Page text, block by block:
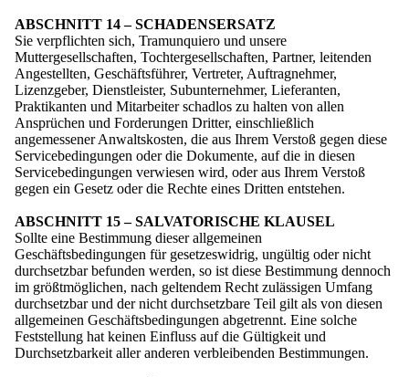
ABSCHNITT 14 – SCHADENSERSATZ
Sie verpflichten sich, Tramunquiero und unsere
Muttergesellschaften, Tochtergesellschaften, Partner, leitenden
Angestellten, Geschäftsführer, Vertreter, Auftragnehmer,
Lizenzgeber, Dienstleister, Subunternehmer, Lieferanten,
Praktikanten und Mitarbeiter schadlos zu halten von allen
Ansprüchen und Forderungen Dritter, einschließlich
angemessener Anwaltskosten, die aus Ihrem Verstoß gegen diese
Servicebedingungen oder die Dokumente, auf die in diesen
Servicebedingungen verwiesen wird, oder aus Ihrem Verstoß
gegen ein Gesetz oder die Rechte eines Dritten entstehen.
ABSCHNITT 15 – SALVATORISCHE KLAUSEL
Sollte eine Bestimmung dieser allgemeinen
Geschäftsbedingungen für gesetzeswidrig, ungültig oder nicht
durchsetzbar befunden werden, so ist diese Bestimmung dennoch
im größtmöglichen, nach geltendem Recht zulässigen Umfang
durchsetzbar und der nicht durchsetzbare Teil gilt als von diesen
allgemeinen Geschäftsbedingungen abgetrennt. Eine solche
Feststellung hat keinen Einfluss auf die Gültigkeit und
Durchsetzbarkeit aller anderen verbleibenden Bestimmungen.